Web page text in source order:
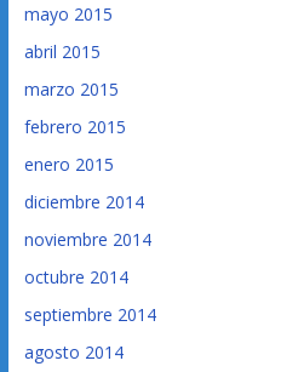
mayo 2015
abril 2015
marzo 2015
febrero 2015
enero 2015
diciembre 2014
noviembre 2014
octubre 2014
septiembre 2014
agosto 2014